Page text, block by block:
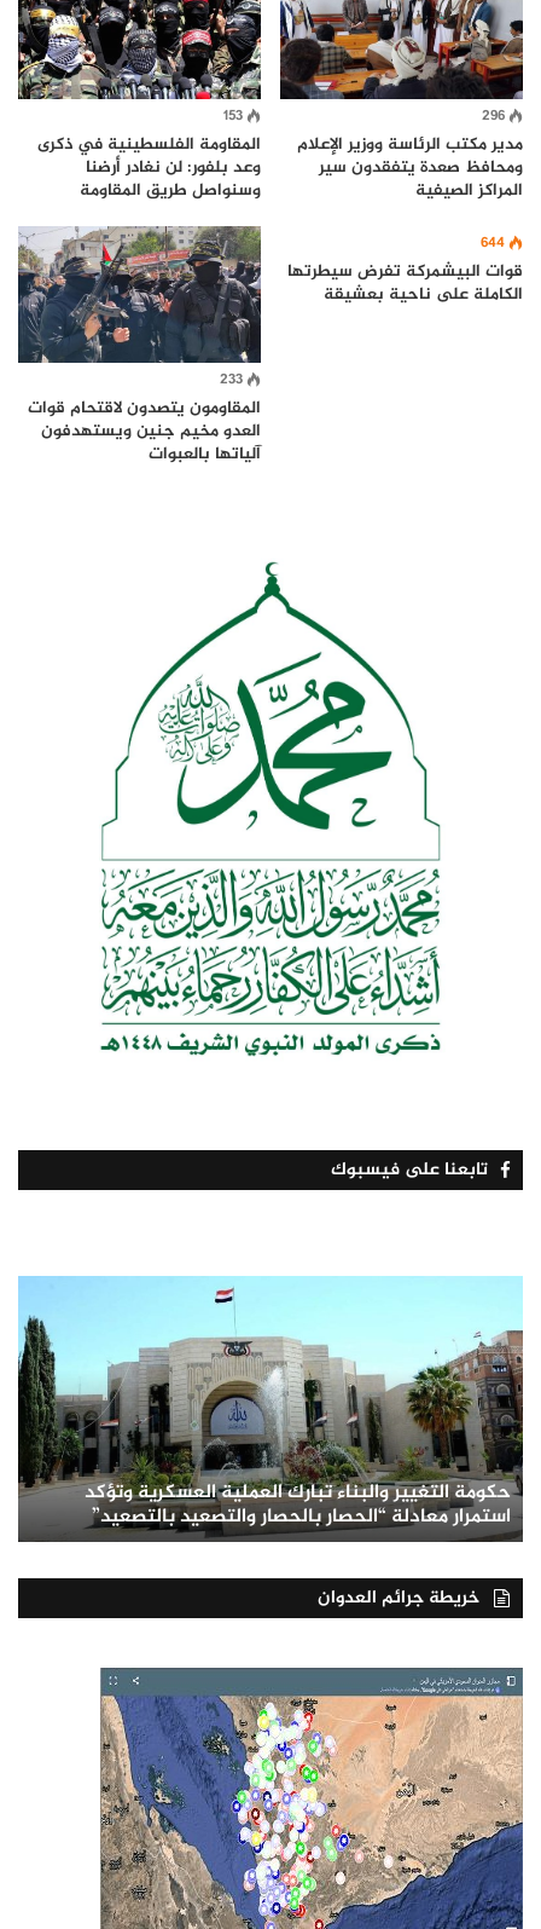
296
مدير مكتب الرئاسة ووزير الإعلام
ومحافظ صعدة يتفقدون سير
المراكز الصيفية
153
المقاومة الفلسطينية في ذكرى
وعد بلفور: لن نغادر أرضنا
وسنواصل طريق المقاومة
644
قوات البيشمركة تفرض سيطرتها
الكاملة على ناحية بعشيقة
233
المقاومون يتصدون لاقتحام قوات
العدو مخيم جنين ويستهدفون
آلياتها بالعبوات
تابعنا على فيسبوك
حكومة التغيير والبناء تبارك العملية العسكرية وتؤكد
استمرار معادلة “الحصار بالحصار والتصعيد بالتصعيد”
خريطة جرائم العدوان